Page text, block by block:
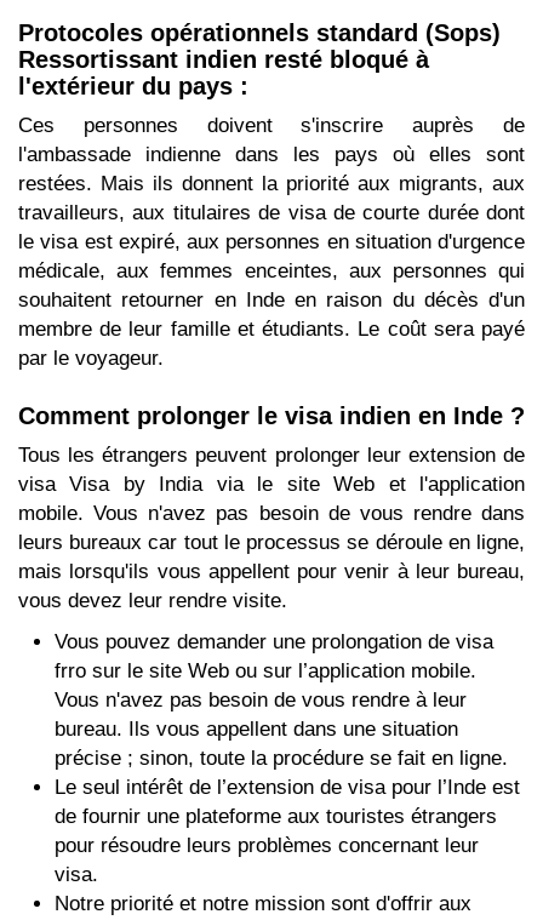
Protocoles opérationnels standard (Sops)
Ressortissant indien resté bloqué à
l'extérieur du pays :
Ces personnes doivent s'inscrire auprès de
l'ambassade indienne dans les pays où elles sont
restées. Mais ils donnent la priorité aux migrants, aux
travailleurs, aux titulaires de visa de courte durée dont
le visa est expiré, aux personnes en situation d'urgence
médicale, aux femmes enceintes, aux personnes qui
souhaitent retourner en Inde en raison du décès d'un
membre de leur famille et étudiants. Le coût sera payé
par le voyageur.
Comment prolonger le visa indien en Inde ?
Tous les étrangers peuvent prolonger leur extension de
visa Visa by India via le site Web et l'application
mobile. Vous n'avez pas besoin de vous rendre dans
leurs bureaux car tout le processus se déroule en ligne,
mais lorsqu'ils vous appellent pour venir à leur bureau,
vous devez leur rendre visite.
Vous pouvez demander une prolongation de visa
frro sur le site Web ou sur l’application mobile.
Vous n'avez pas besoin de vous rendre à leur
bureau. Ils vous appellent dans une situation
précise ; sinon, toute la procédure se fait en ligne.
Le seul intérêt de l’extension de visa pour l’Inde est
de fournir une plateforme aux touristes étrangers
pour résoudre leurs problèmes concernant leur
visa.
Notre priorité et notre mission sont d'offrir aux